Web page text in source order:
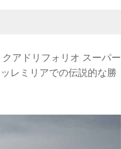
アドリフォリオ スーパー
レミリアでの伝説的な勝